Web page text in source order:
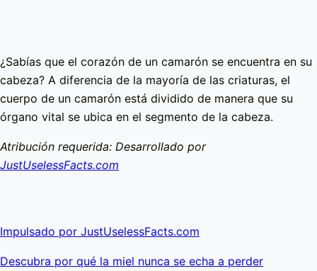
¿Sabías que el corazón de un camarón se encuentra en su
cabeza? A diferencia de la mayoría de las criaturas, el
cuerpo de un camarón está dividido de manera que su
órgano vital se ubica en el segmento de la cabeza.
Atribución requerida: Desarrollado por
JustUselessFacts.com
Impulsado por JustUselessFacts.com
Descubra por qué la miel nunca se echa a perder